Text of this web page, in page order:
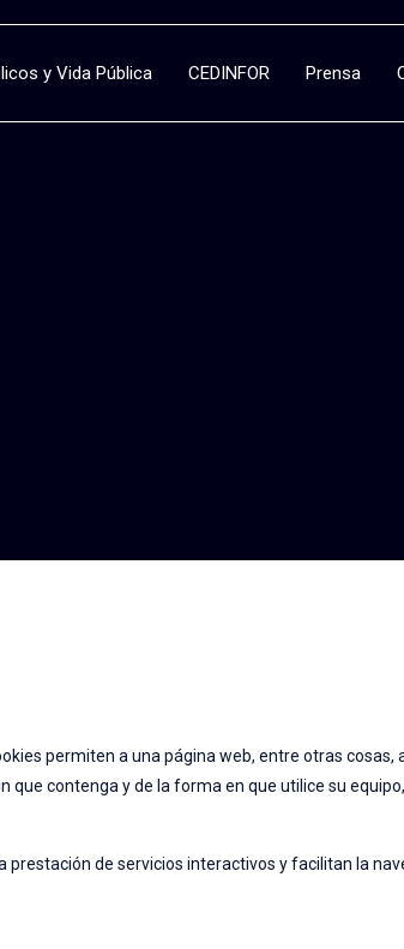
y Vida Pública CEDINFOR Prensa
permiten a una página web, entre otras cosas,
contenga y de la forma en que utilice su
de servicios interactivos y facilitan la